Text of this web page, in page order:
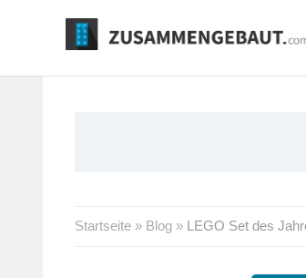
Startseite » Blog » LEGO Set des